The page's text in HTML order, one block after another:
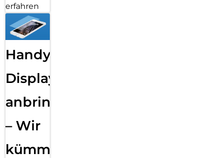
erfahren
Handy
Displayfolie
anbringen
– Wir
kümmern